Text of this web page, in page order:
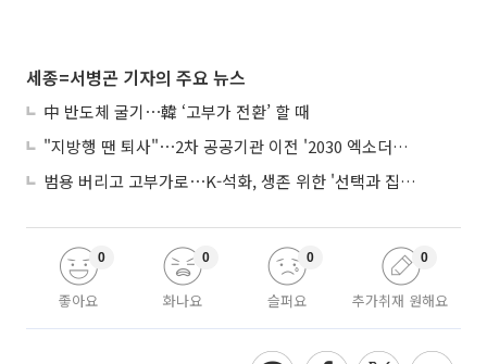
세종=서병곤 기자의 주요 뉴스
中 반도체 굴기⋯韓 ‘고부가 전환’ 할 때
"지방행 땐 퇴사"⋯2차 공공기관 이전 '2030 엑소더스' 뇌관
범용 버리고 고부가로⋯K-석화, 생존 위한 '선택과 집중'
좋아요
0
화나요
0
슬퍼요
0
추가취재 원해요
0